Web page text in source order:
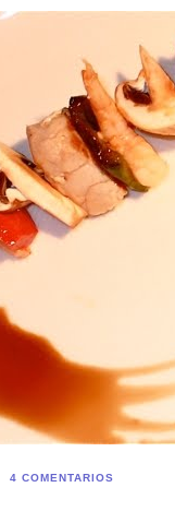
4 COMENTARIOS